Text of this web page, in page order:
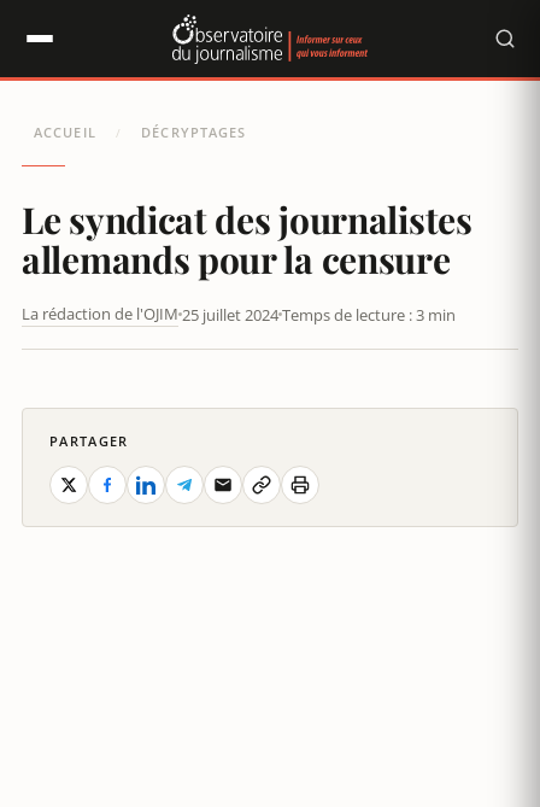
ACCUEIL / DÉCRYPTAGES
Le syndicat des journalistes
allemands pour la censure
La rédaction de l'OJIM 25 juillet 2024Temps de lecture : 3 min
PARTAGER
Panneau de gestion des cookies